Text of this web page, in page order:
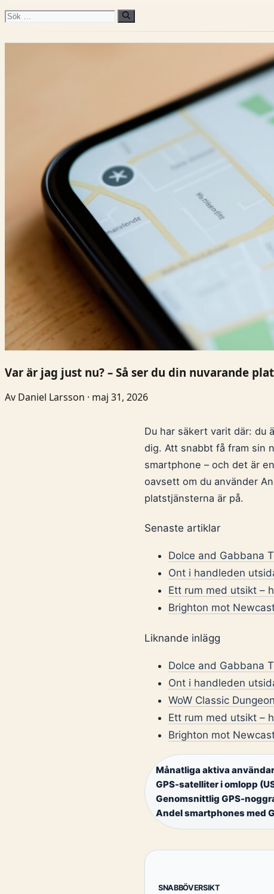
Sök
Var är jag just nu? – Så ser du din nuvarande
Av Daniel Larsson · maj 31, 2026
Du har säkert varit där: du
dig. Att snabbt få fram sin
smartphone – och det är
oavsett om du använder
platstjänsterna är på.
Senaste artiklar
Dolce and Gabbana
Ont i handleden
Ett rum med utsikt –
Brighton mot
Liknande inlägg
Dolce and Gabbana
Ont i handleden
WoW Classic
Ett rum med utsikt –
Brighton mot
Månatliga aktiva
GPS-satelliter i omlopp
Genomsnittlig GPS-
Andel smartphones med
SNABBÖVERSIKT